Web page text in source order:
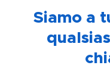
📍 Siamo a